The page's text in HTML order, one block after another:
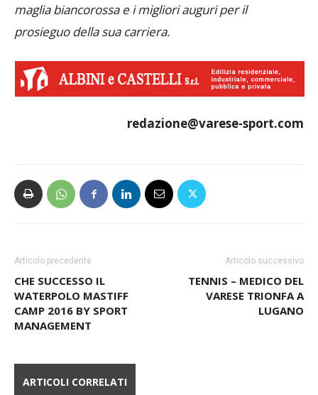
maglia biancorossa e i migliori auguri per il
prosieguo della sua carriera.
redazione@varese-sport.com
Articolo precedente
CHE SUCCESSO IL
WATERPOLO MASTIFF
CAMP 2016 BY SPORT
MANAGEMENT
Articolo successivo
TENNIS – MEDICO DEL
VARESE TRIONFA A
LUGANO
ARTICOLI CORRELATI